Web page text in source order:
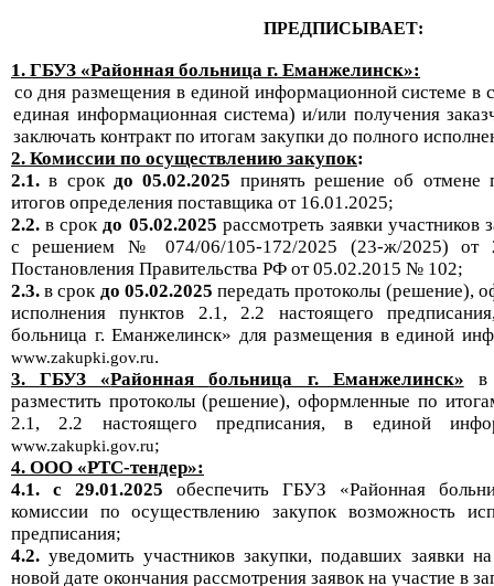
ПРЕДПИСЫВАЕТ:
1. ГБУЗ «Районная больница г. Еманжелинск»:
со дня размещения в единой информационной системе в
единая информационная система) и/или получения
заключать контракт по итогамзакупки до полного
2. Комиссии по осуществлению закупок:
2.1. в срок до05.02.2025 принять решение об отмене
итогов определения поставщика от 16.01.2025;
2.2. в срокдо 05.02.2025 рассмотреть заявки участников
с решением № 074/06/105-172/2025 (23-ж/2025)
от
Постановления Правительства РФ от 05.02.2015 № 102;
2.3.в срок до 05.02.2025 передать протоколы (решение),
исполнения пунктов 2.1, 2.2 настоящего
больница г. Еманжелинск» для размещения в единой
www.zakupki.gov.ru.
3.ГБУЗ «Районнаябольница г. Еманжелинск»
в
разместить протоколы (решение), оформленные по
2.1, 2.2 настоящего предписания, в единой
www.zakupki.gov.ru;
4. ООО «РТС-тендер»:
4.1. с 29.01.2025 обеспечить ГБУЗ «Районная
комиссии по осуществлению закупок возможность
предписания;
4.2. уведомить участников закупки, подавших заявки
новой дате окончания рассмотрения заявок на участие в